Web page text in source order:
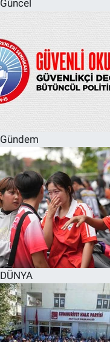
Güncel
Gündem
DÜNYA
RESMİ İLANLAR